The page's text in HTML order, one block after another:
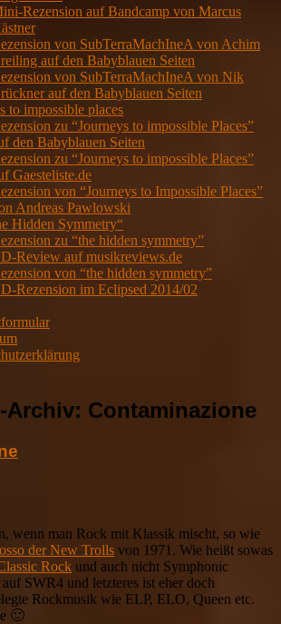
Rezension auf Bandcamp von Marcus
von SubTerraMachIneA von Achim
auf den Babyblauen Seiten
von SubTerraMachIneA von Nik
auf den Babyblauen Seiten
to impossible places
zu “Journeys to impossible Places”
den Babyblauen Seiten
zu “Journeys to impossible Places”
Gaesteliste.de
von “Journeys to Impossible Places”
Andreas Pawlowski
Hidden Symmetry“
zu “the hidden symmetry”
Review auf musikreviews.de
von “the hidden symmetry”
Rezension im Eclipsed 2014/02
Archiv: Contaminazione
wenn man Rock mit Klassik mischt, so wie
der New Trolls von 1971. Wie heißt sowas
Rock und auch nicht Symphonic
SWR4 und letzteres ist eher doch
Rockmusik wie ELP, ELO, Queen etc.
🙂